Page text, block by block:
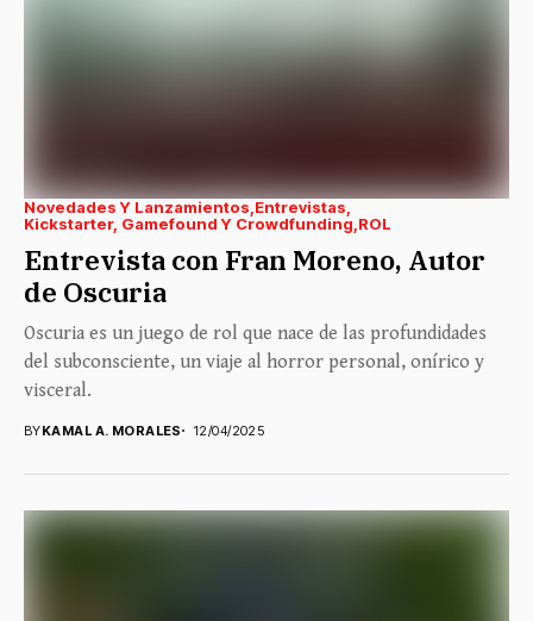
Novedades Y Lanzamientos Entrevistas
Kickstarter, Gamefound Y Crowdfunding ROL
Entrevista con Fran Moreno, Autor
de Oscuria
Oscuria es un juego de rol que nace de las profundidades
del subconsciente, un viaje al horror personal, onírico y
visceral.
BYKAMAL A. MORALES 12/04/2025